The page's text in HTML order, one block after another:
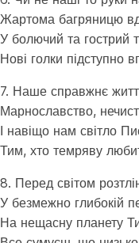
Жартома багряницю
У болючий та гострий
Нові голки підступно
7. Наше справжнє
Марнославство,
І навіщо нам світло
Тим, хто темряву
8. Перед світом
У безмежно глибокій
На нещасну планету